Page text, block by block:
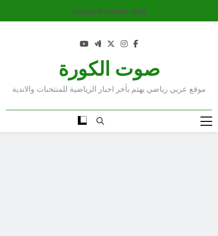
اتصل بنا سياسة الخصوصية
صوت الكورة
موقع عربي رياضي يهتم بأخر اخبار الرياضية للمنتخبات والاندية